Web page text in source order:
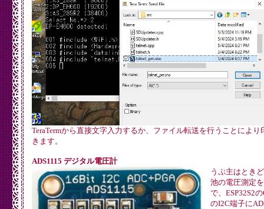
TeraTermから直接文字入力するか、ファイル転送を行うことにより
きます。
ADS1115 デジタル電圧計
うぷ主はとき
池の電圧測定
で、ESP32S2
のI2C端子に